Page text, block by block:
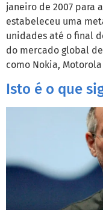
janeiro de 2007 para
estabeleceu uma
unidades até o final
do mercado global
como Nokia,
Isto é o que